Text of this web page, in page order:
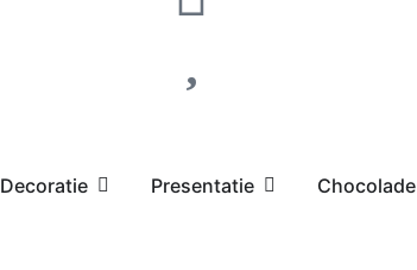
Decoratie Presentatie Chocolade